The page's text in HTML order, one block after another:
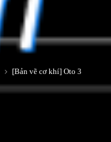
[Bản vẽ cơ khí] Oto 3